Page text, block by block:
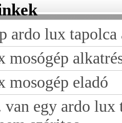
ardo lux tapolca
mosógép
mosogép eladó
van egy ardo lux